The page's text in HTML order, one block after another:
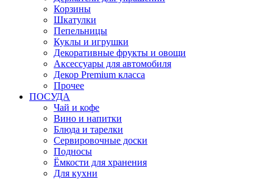
Корзины
Шкатулки
Пепельницы
Куклы и игрушки
Декоративные фрукты и овощи
Аксессуары для автомобиля
Декор Premium класса
Прочее
ПОСУДА
Чай и кофе
Вино и напитки
Блюда и тарелки
Сервировочные доски
Подносы
Ёмкости для хранения
Для кухни